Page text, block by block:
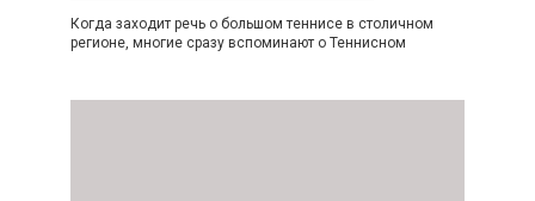
Когда заходит речь о большом теннисе в столичном
регионе, многие сразу вспоминают о Теннисном